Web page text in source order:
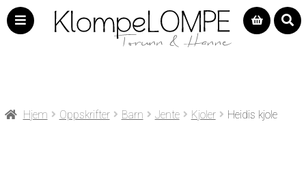
Hjem Oppskrifter Barn Jente Kjoler Heidis kjole